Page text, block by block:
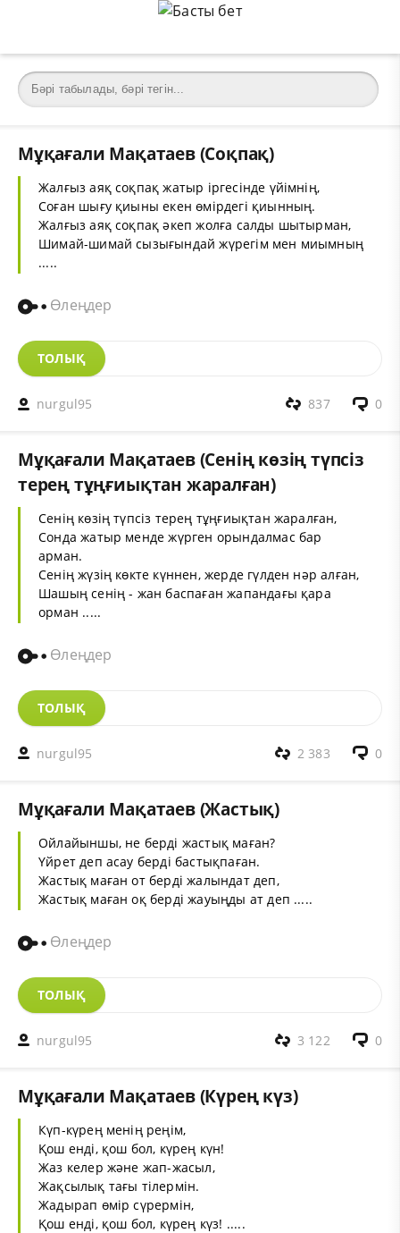
Мұқағали Мақатаев (Соқпақ)
Жалғыз аяқ соқпақ жатыр іргесінде үйімнің,
Соған шығу қиыны екен өмірдегі қиынның.
Жалғыз аяқ соқпақ әкеп жолға салды шытырман,
Шимай-шимай сызығындай жүрегім мен миымның
.....
Өлеңдер
ТОЛЫҚ
nurgul95 0
837
Мұқағали Мақатаев (Сенің көзің түпсіз
терең тұңғиықтан жаралған)
Сенің көзің түпсіз терең тұңғиықтан жаралған,
Сонда жатыр менде жүрген орындалмас бар
арман.
Сенің жүзің көкте күннен, жерде гүлден нәр алған,
Шашың сенің - жан баспаған жапандағы қара
орман .....
Өлеңдер
ТОЛЫҚ
nurgul95 0
2 383
Мұқағали Мақатаев (Жастық)
Ойлайыншы, не берді жастық маған?
Үйрет деп асау берді бастықпаған.
Жастық маған от берді жалындат деп,
Жастық маған оқ берді жауыңды ат деп .....
Өлеңдер
ТОЛЫҚ
nurgul95 0
3 122
Мұқағали Мақатаев (Күрең күз)
Күп-күрең менің реңім,
Қош енді, қош бол, күрең күн!
Жаз келер және жап-жасыл,
Жақсылық тағы тілермін.
Жадырап өмір сүрермін,
Қош енді, қош бол, күрең күз! .....